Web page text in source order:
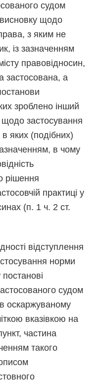
судом
висновку щодо
з яким не
із зазначенням
правовідносин,
застосована, а
зроблено інший
застосування
яких (подібних)
в чому
рішення
практиці у
(п. 1 ч. 2 ст.
відступлення
норми
судом
в оскаржуваному
вказівкою на
частина
такого